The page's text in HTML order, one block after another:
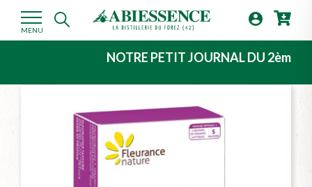
MENU

NOTRE PETIT JOURNAL DU 2ème